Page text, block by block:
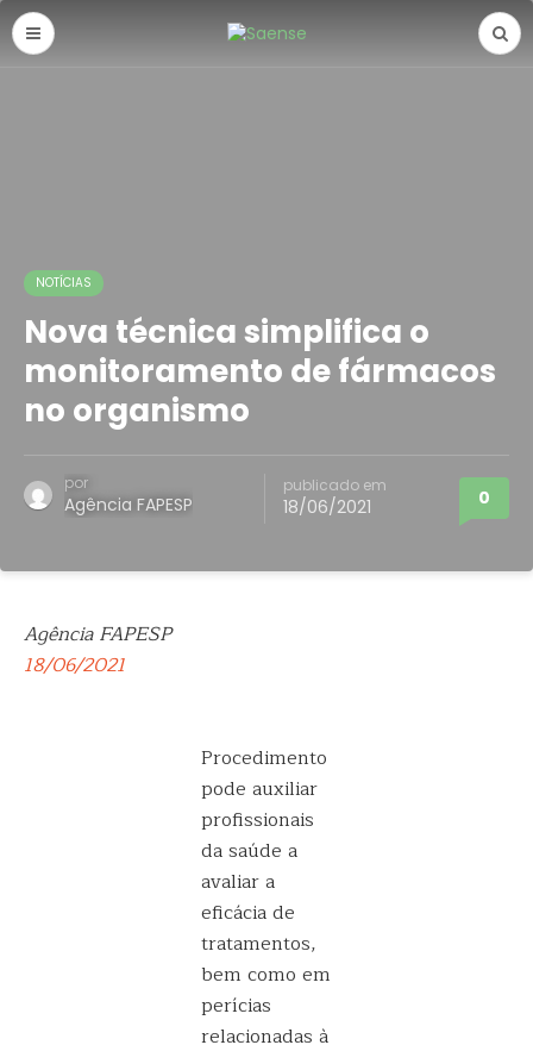
NOTÍCIAS
Nova técnica simplifica o
monitoramento de fármacos
no organismo
por
Agência FAPESP
publicado em
18/06/2021 0
Agência FAPESP
18/06/2021
Procedimento
pode auxiliar
profissionais
da saúde a
avaliar a
eficácia de
tratamentos,
bem como em
perícias
relacionadas à